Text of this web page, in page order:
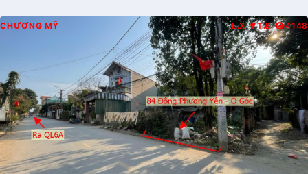
CHƯƠNG MỸ L.X T.B 4148